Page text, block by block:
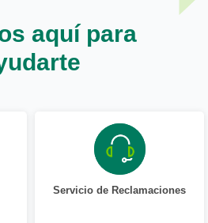
aquí para
Servicio de Reclamaciones